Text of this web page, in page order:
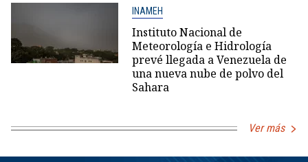
INAMEH
Instituto Nacional de
Meteorología e Hidrología
prevé llegada a Venezuela de
una nueva nube de polvo del
Sahara
Ver más